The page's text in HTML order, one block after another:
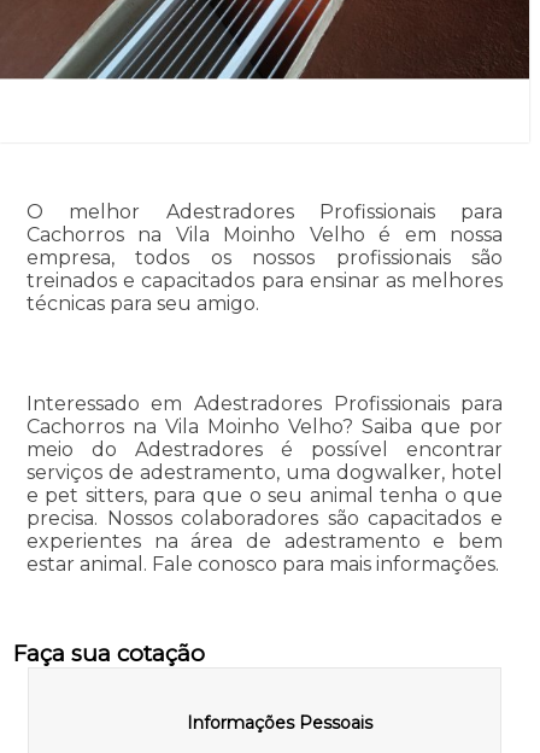
O melhor Adestradores Profissionais para
Cachorros na Vila Moinho Velho é em nossa
empresa, todos os nossos profissionais são
treinados e capacitados para ensinar as melhores
técnicas para seu amigo.
Interessado em Adestradores Profissionais para
Cachorros na Vila Moinho Velho? Saiba que por
meio do Adestradores é possível encontrar
serviços de adestramento, uma dogwalker, hotel
e pet sitters, para que o seu animal tenha o que
precisa. Nossos colaboradores são capacitados e
experientes na área de adestramento e bem
estar animal. Fale conosco para mais informações.
Faça sua cotação
Informações Pessoais